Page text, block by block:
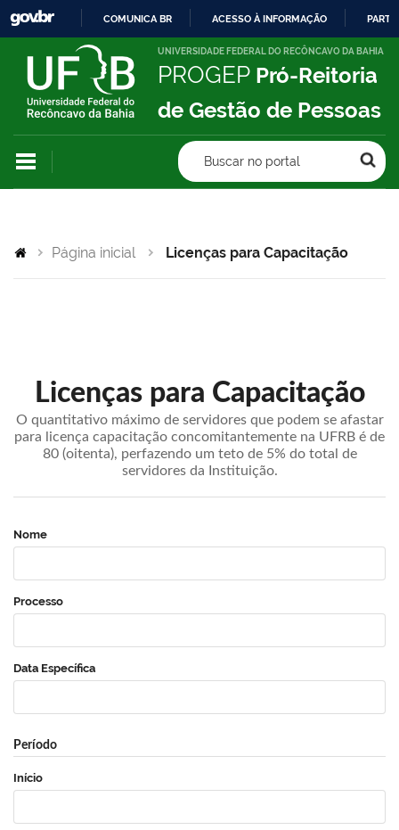
IR
PARA
CONTEÚDO
COMUNICA BR ACESSO À INFORMAÇÃO
UNIVERSIDADE FEDERAL DO RECÔNCAVO DA BAHIA
PROGEP Pró-Reitoria
de Gestão de Pessoas
Buscar no portal
Página inicial Licenças para Capacitação
Licenças para Capacitação
O quantitativo máximo de servidores que podem se afastar
para licença capacitação concomitantemente na UFRB é de
80 (oitenta), perfazendo um teto de 5% do total de
servidores da Instituição.
Nome
Processo
Data Específica
Período
Início